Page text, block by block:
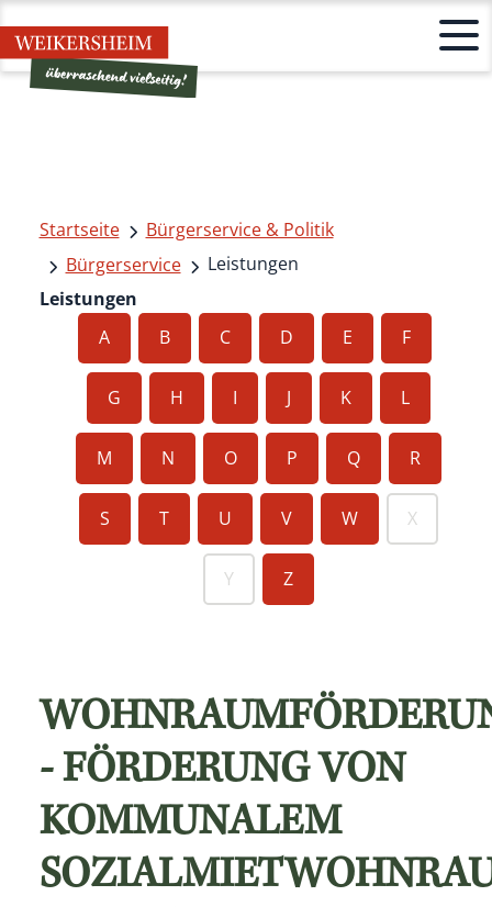
Startseite
Bürgerservice & Politik
Bürgerservice
Leistungen
Leistungen
A
B C D E F
G H I J K L
M N O P Q R
S T U V W X
Y Z
- FÖRDERUNG VON
KOMMUNALEM